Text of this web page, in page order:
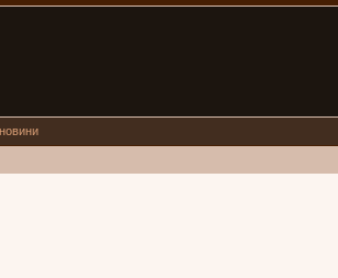
новини